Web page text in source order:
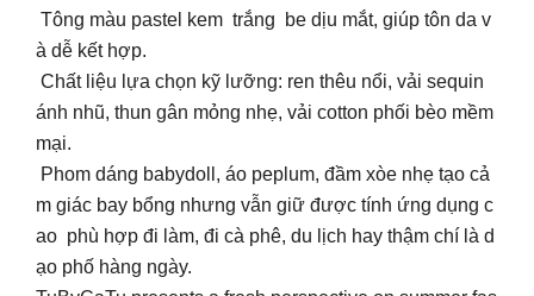
Tông màu pastel kem trắng be dịu mắt, giúp tôn da v
à dễ kết hợp.
Chất liệu lựa chọn kỹ lưỡng: ren thêu nổi, vải sequin
ánh nhũ, thun gân mỏng nhẹ, vải cotton phối bèo mềm
mại.
Phom dáng babydoll, áo peplum, đầm xòe nhẹ tạo cả
m giác bay bổng nhưng vẫn giữ được tính ứng dụng c
ao phù hợp đi làm, đi cà phê, du lịch hay thậm chí là d
ạo phố hàng ngày.